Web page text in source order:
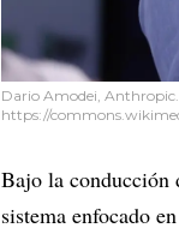
Dario Amodei,
https://
Bajo la conducción
sistema enfocado